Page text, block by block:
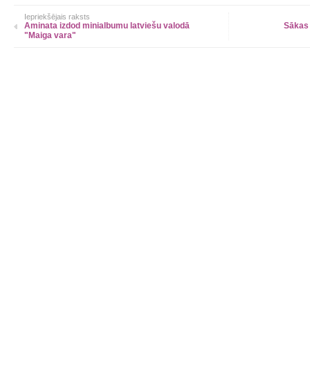
Iepriekšējais raksts
Aminata izdod minialbumu latviešu valodā
"Maiga vara"